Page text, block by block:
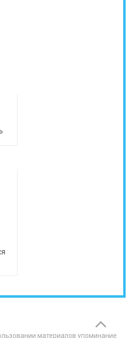
материалов упоминание